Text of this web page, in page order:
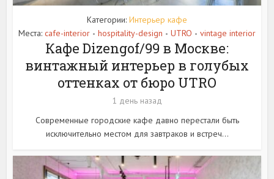
Категории: Интерьер кафе
Места: cafe-interior • hospitality-design • UTRO • vintage interior
Кафе Dizengof/99 в Москве:
винтажный интерьер в голубых
оттенках от бюро UTRO
1 день назад
Современные городские кафе давно перестали быть
исключительно местом для завтраков и встреч...